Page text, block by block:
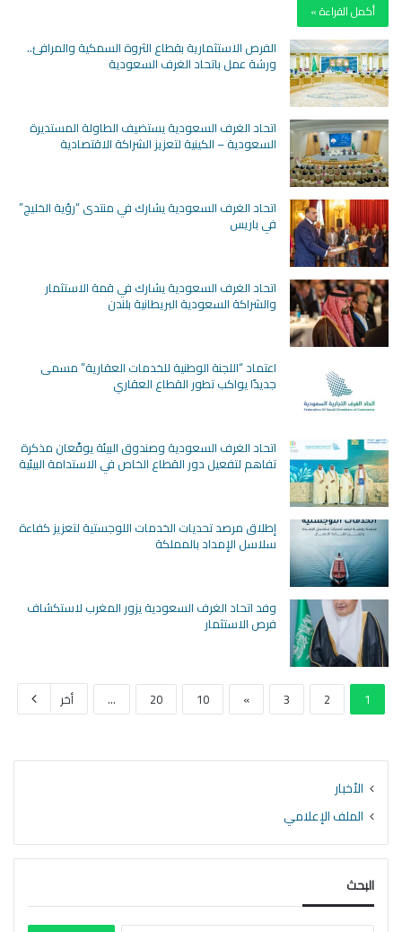
أكمل القراءة »
الفرص الاستثمارية بقطاع الثروة السمكية والمرافئ..
ورشة عمل باتحاد الغرف السعودية
اتحاد الغرف السعودية يستضيف الطاولة المستديرة
السعودية – الكينية لتعزيز الشراكة الاقتصادية
اتحاد الغرف السعودية يشارك في منتدى “رؤية الخليج”
في باريس
اتحاد الغرف السعودية يشارك في قمة الاستثمار
والشراكة السعودية البريطانية بلندن
اعتماد “اللجنة الوطنية للخدمات العقارية” مسمى
جديدًا يواكب تطور القطاع العقاري
اتحاد الغرف السعودية وصندوق البيئة يوقّعان مذكرة
تفاهم لتفعيل دور القطاع الخاص في الاستدامة البيئية
إطلاق مرصد تحديات الخدمات اللوجستية لتعزيز كفاءة
سلاسل الإمداد بالمملكة
وفد اتحاد الغرف السعودية يزور المغرب لاستكشاف
فرص الاستثمار
1
2
3
»
10
20
... أخر
الأخبار
الملف الإعلامي
البحث